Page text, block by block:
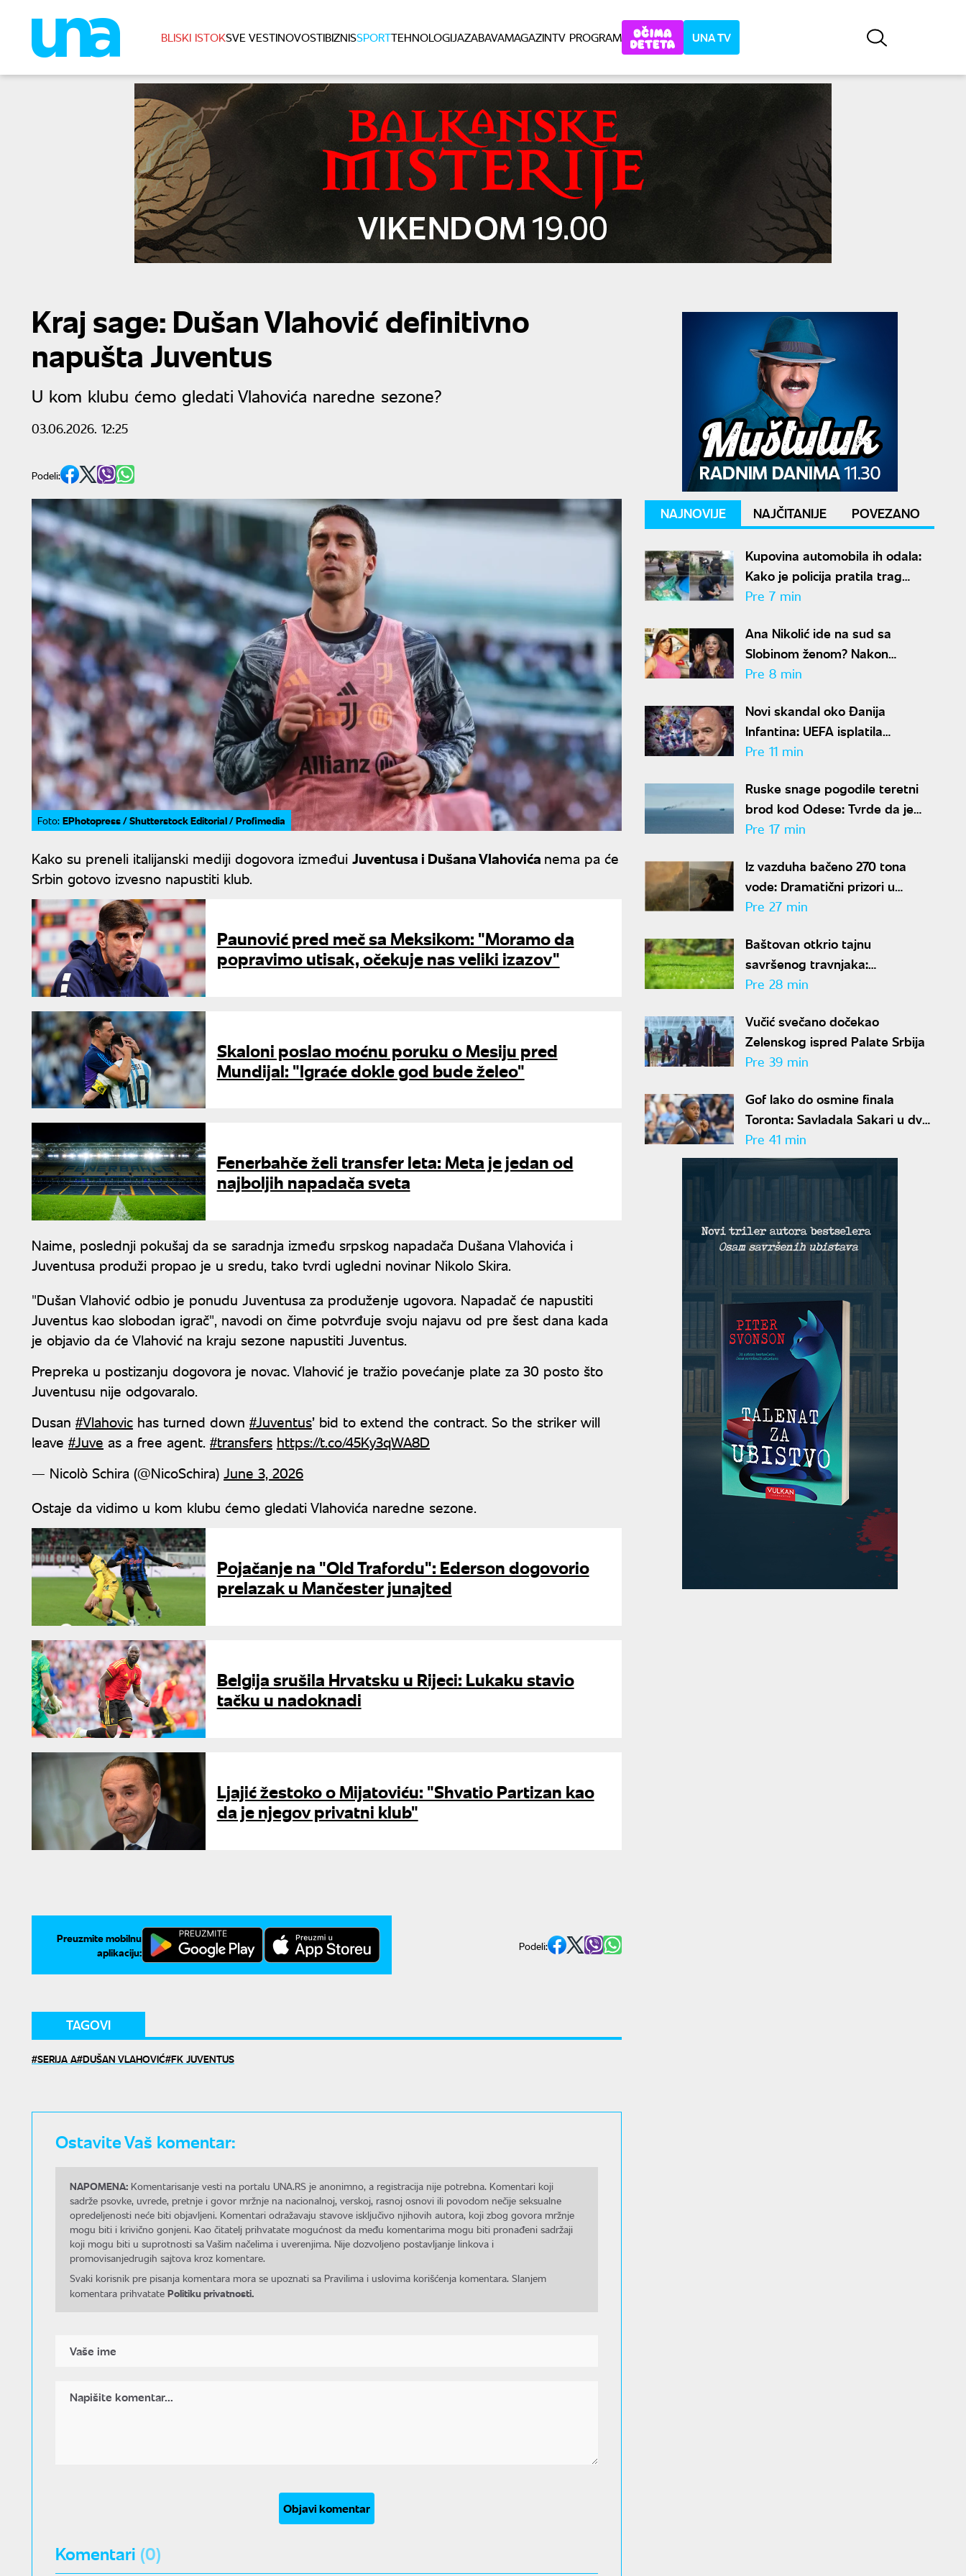
BLISKI ISTOKSVE VESTINOVOSTIBIZNISSPORTTEHNOLOGIJAZABAVAMAGAZINTV PROGRAM UNA TV
Kraj sage: Dušan Vlahović definitivno
napušta Juventus
U kom klubu ćemo gledati Vlahovića naredne sezone?
03.06.2026. 12:25
Podeli:
Foto: EPhotopress / Shutterstock Editorial / Profimedia
Kako su preneli italijanski mediji dogovora izmeđui Juventusa i Dušana Vlahovića nema pa će
Srbin gotovo izvesno napustiti klub.
Paunović pred meč sa Meksikom: "Moramo da
popravimo utisak, očekuje nas veliki izazov"
Skaloni poslao moćnu poruku o Mesiju pred
Mundijal: "Igraće dokle god bude želeo"
Fenerbahče želi transfer leta: Meta je jedan od
najboljih napadača sveta
Naime, poslednji pokušaj da se saradnja između srpskog napadača Dušana Vlahovića i
Juventusa produži propao je u sredu, tako tvrdi ugledni novinar Nikolo Skira.
"Dušan Vlahović odbio je ponudu Juventusa za produženje ugovora. Napadač će napustiti
Juventus kao slobodan igrač", navodi on čime potvrđuje svoju najavu od pre šest dana kada
je objavio da će Vlahović na kraju sezone napustiti Juventus.
Prepreka u postizanju dogovora je novac. Vlahović je tražio povećanje plate za 30 posto što
Juventusu nije odgovaralo.
Dusan #Vlahovic has turned down #Juventus’ bid to extend the contract. So the striker will
leave #Juve as a free agent. #transfers https://t.co/45Ky3qWA8D
— Nicolò Schira (@NicoSchira) June 3, 2026
Ostaje da vidimo u kom klubu ćemo gledati Vlahovića naredne sezone.
Pojačanje na "Old Trafordu": Ederson dogovorio
prelazak u Mančester junajted
Belgija srušila Hrvatsku u Rijeci: Lukaku stavio
tačku u nadoknadi
Ljajić žestoko o Mijatoviću: "Shvatio Partizan kao
da je njegov privatni klub"
Preuzmite mobilnu
aplikaciju:
Podeli:
TAGOVI
SERIJA A DUŠAN VLAHOVIĆ FK JUVENTUS
Ostavite Vaš komentar:
NAPOMENA: Komentarisanje vesti na portalu UNA.RS je anonimno, a registracija nije potrebna. Komentari koji
sadrže psovke, uvrede, pretnje i govor mržnje na nacionalnoj, verskoj, rasnoj osnovi ili povodom nečije seksualne
opredeljenosti neće biti objavljeni. Komentari odražavaju stavove isključivo njihovih autora, koji zbog govora mržnje
mogu biti i krivično gonjeni. Kao čitatelj prihvatate mogućnost da među komentarima mogu biti pronađeni sadržaji
koji mogu biti u suprotnosti sa Vašim načelima i uverenjima. Nije dozvoljeno postavljanje linkova i
promovisanjedrugih sajtova kroz komentare.
Svaki korisnik pre pisanja komentara mora se upoznati sa Pravilima i uslovima korišćenja komentara. Slanjem
komentara prihvatate Politiku privatnosti.
Objavi komentar
Komentari (0)
NAJNOVIJE NAJČITANIJE POVEZANO
Kupovina automobila ih odala:
Kako je policija pratila trag
novca posle ubistva piljara (73)
Pre 7 min
Ana Nikolić ide na sud sa
Slobinom ženom? Nakon
gnusnog vređanja, oglasio se
Pre 8 min
Novi skandal oko Đanija
Infantina: UEFA isplatila
šestocifrenu sumu njegovoj
Pre 11 min
Ruske snage pogodile teretni
brod kod Odese: Tvrde da je
prevozio oružje i opremu za
Pre 17 min
Iz vazduha bačeno 270 tona
vode: Dramatični prizori u
Deliblatskoj peščari, MUP
vatrenom stihijom
Pre 27 min
Baštovan otkrio tajnu
savršenog travnjaka:
Jednostavan trik pravi čudo za
Pre 28 min
Vučić svečano dočekao
Zelenskog ispred Palate Srbija
Pre 39 min
Gof lako do osmine finala
Toronta: Savladala Sakari u dva
seta
Pre 41 min